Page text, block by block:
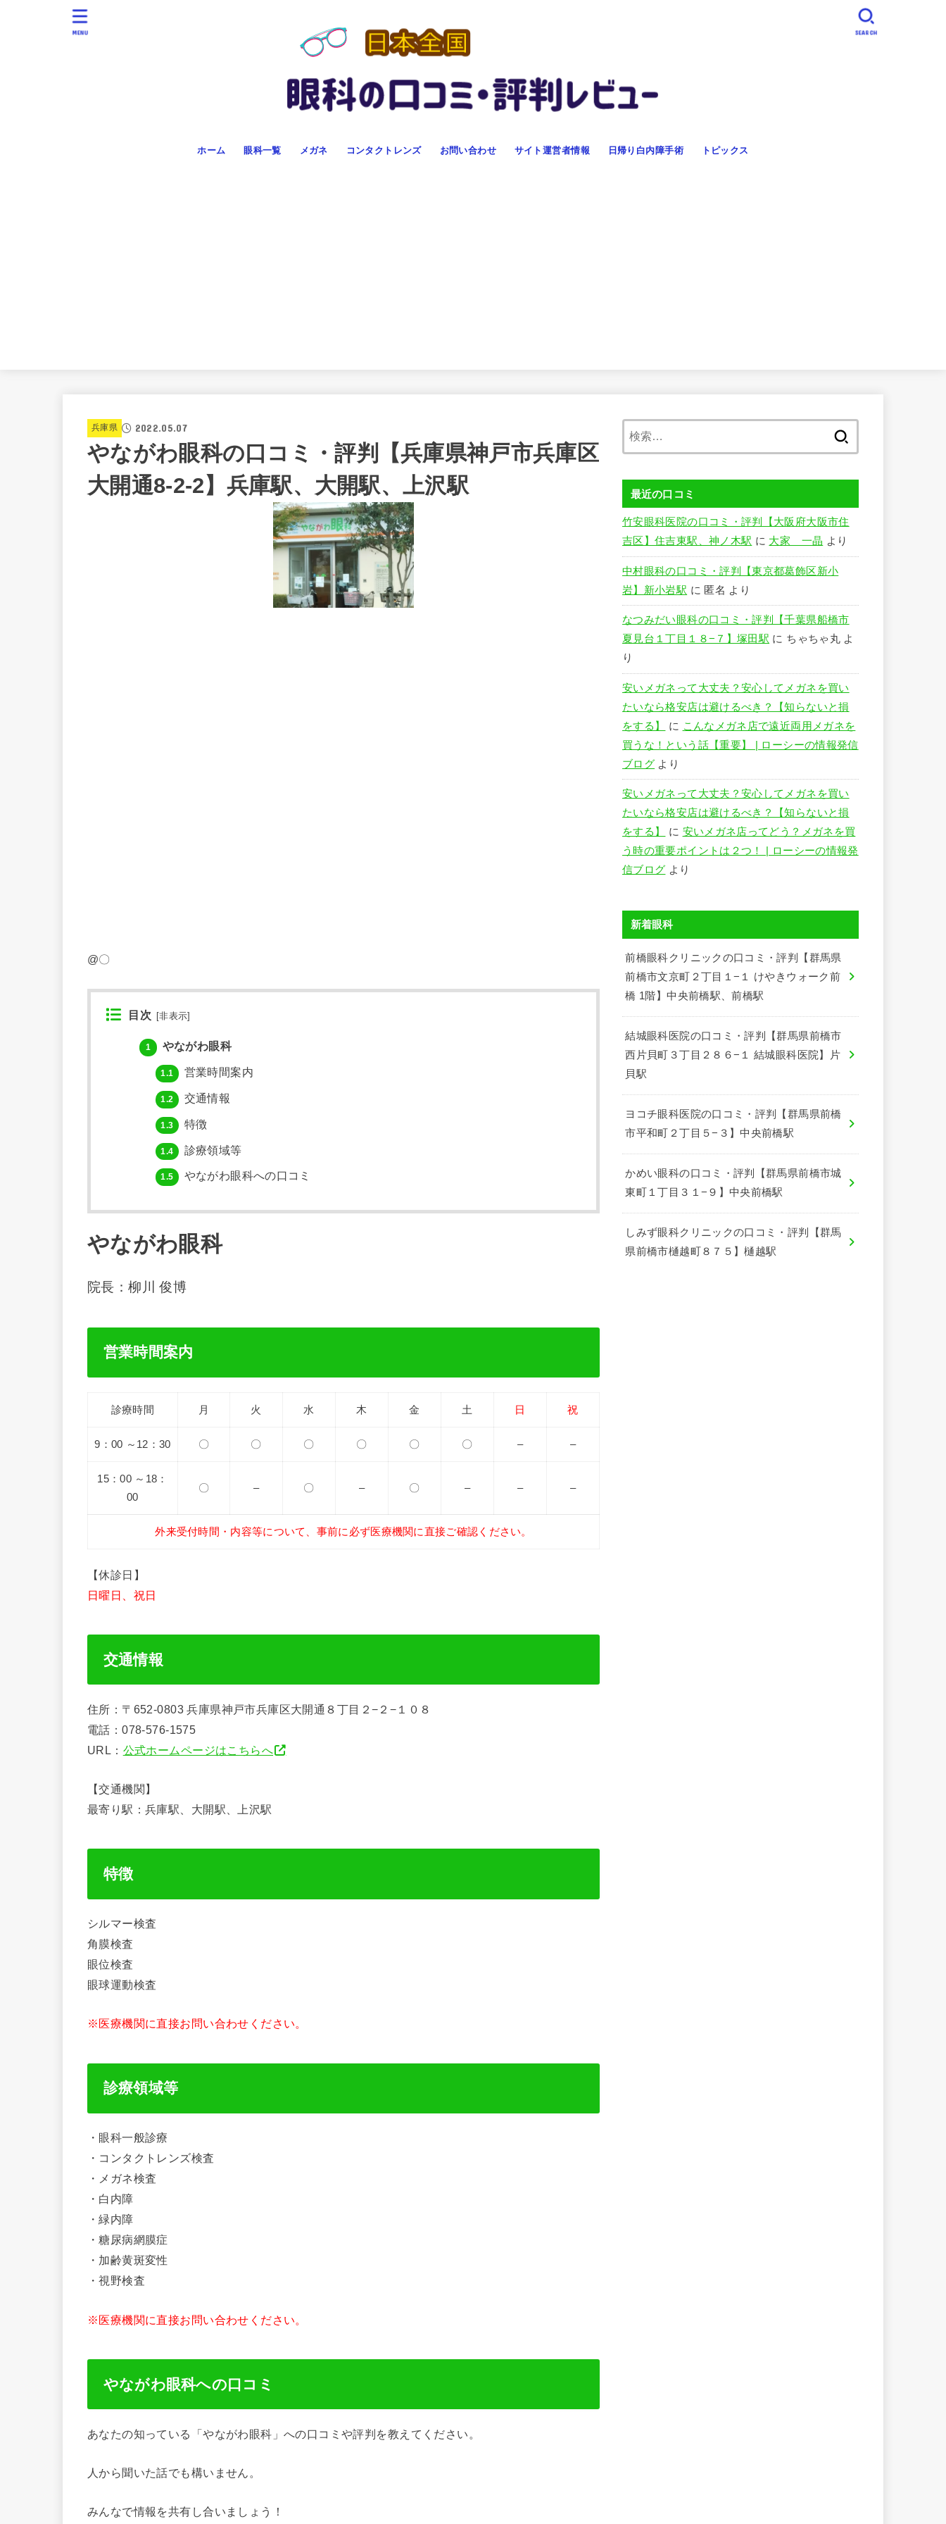
ホーム 眼科一覧 メガネ コンタクトレンズ お問い合わせ サイト運営者情報 日帰り白内障手術 トピックス
SEARCH
MENU
兵庫県 2022.05.07
やながわ眼科の口コミ・評判【兵庫県神戸市兵庫区
大開通8-2-2】兵庫駅、大開駅、上沢駅
@〇
目次 [非表示]
1 やながわ眼科
1.1 営業時間案内
1.2 交通情報
1.3 特徴
1.4 診療領域等
1.5 やながわ眼科への口コミ
やながわ眼科
院長：柳川 俊博
営業時間案内
診療時間 月 火 水 木 金 土 日 祝
9：00 ～12：30 〇 〇 〇 〇 〇 〇 – –
15：00 ～18：
00
〇 – 〇 – 〇 – – –
外来受付時間・内容等について、事前に必ず医療機関に直接ご確認ください。
【休診日】
日曜日、祝日
交通情報
住所：〒652-0803 兵庫県神戸市兵庫区大開通８丁目２−２−１０８
電話：078-576-1575
URL： 公式ホームページはこちらへ
【交通機関】
最寄り駅：兵庫駅、大開駅、上沢駅
特徴
シルマー検査
角膜検査
眼位検査
眼球運動検査
※医療機関に直接お問い合わせください。
診療領域等
・眼科一般診療
・コンタクトレンズ検査
・メガネ検査
・白内障
・緑内障
・糖尿病網膜症
・加齢黄斑変性
・視野検査
※医療機関に直接お問い合わせください。
やながわ眼科への口コミ
あなたの知っている「やながわ眼科」への口コミや評判を教えてください。
人から聞いた話でも構いません。
みんなで情報を共有し合いましょう！
最近の口コミ
竹安眼科医院の口コミ・評判【大阪府大阪市住
吉区】住吉東駅、神ノ木駅 に 大家 一晶 より
中村眼科の口コミ・評判【東京都葛飾区新小
岩】新小岩駅 に 匿名 より
なつみだい眼科の口コミ・評判【千葉県船橋市
夏見台１丁目１８−７】塚田駅 に ちゃちゃ丸 よ
り
安いメガネって大丈夫？安心してメガネを買い
たいなら格安店は避けるべき？【知らないと損
をする】
に こんなメガネ店で遠近両用メガネを
買うな！という話【重要】 | ローシーの情報発信
ブログ より
安いメガネって大丈夫？安心してメガネを買い
たいなら格安店は避けるべき？【知らないと損
をする】
に 安いメガネ店ってどう？メガネを買
う時の重要ポイントは２つ！ | ローシーの情報発
信ブログ より
新着眼科
前橋眼科クリニックの口コミ・評判【群馬県
前橋市文京町２丁目１−１ けやきウォーク前
橋 1階】中央前橋駅、前橋駅
結城眼科医院の口コミ・評判【群馬県前橋市
西片貝町３丁目２８６−１ 結城眼科医院】片
貝駅
ヨコチ眼科医院の口コミ・評判【群馬県前橋
市平和町２丁目５−３】中央前橋駅
かめい眼科の口コミ・評判【群馬県前橋市城
東町１丁目３１−９】中央前橋駅
しみず眼科クリニックの口コミ・評判【群馬
県前橋市樋越町８７５】樋越駅